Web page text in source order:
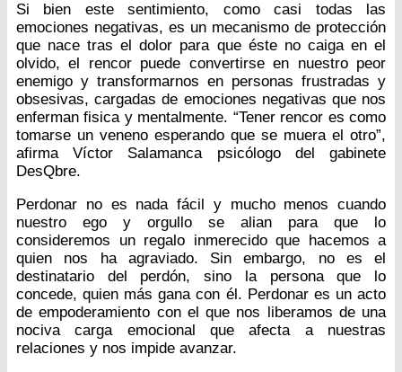
Si bien este sentimiento, como casi todas las
emociones negativas, es un mecanismo de protección
que nace tras el dolor para que éste no caiga en el
olvido, el rencor puede convertirse en nuestro peor
enemigo y transformarnos en personas frustradas y
obsesivas, cargadas de emociones negativas que nos
enferman fisica y mentalmente. “Tener rencor es como
tomarse un veneno esperando que se muera el otro”,
afirma Víctor Salamanca psicólogo del gabinete
DesQbre.
Perdonar no es nada fácil y mucho menos cuando
nuestro ego y orgullo se alian para que lo
consideremos un regalo inmerecido que hacemos a
quien nos ha agraviado. Sin embargo, no es el
destinatario del perdón, sino la persona que lo
concede, quien más gana con él. Perdonar es un acto
de empoderamiento con el que nos liberamos de una
nociva carga emocional que afecta a nuestras
relaciones y nos impide avanzar.